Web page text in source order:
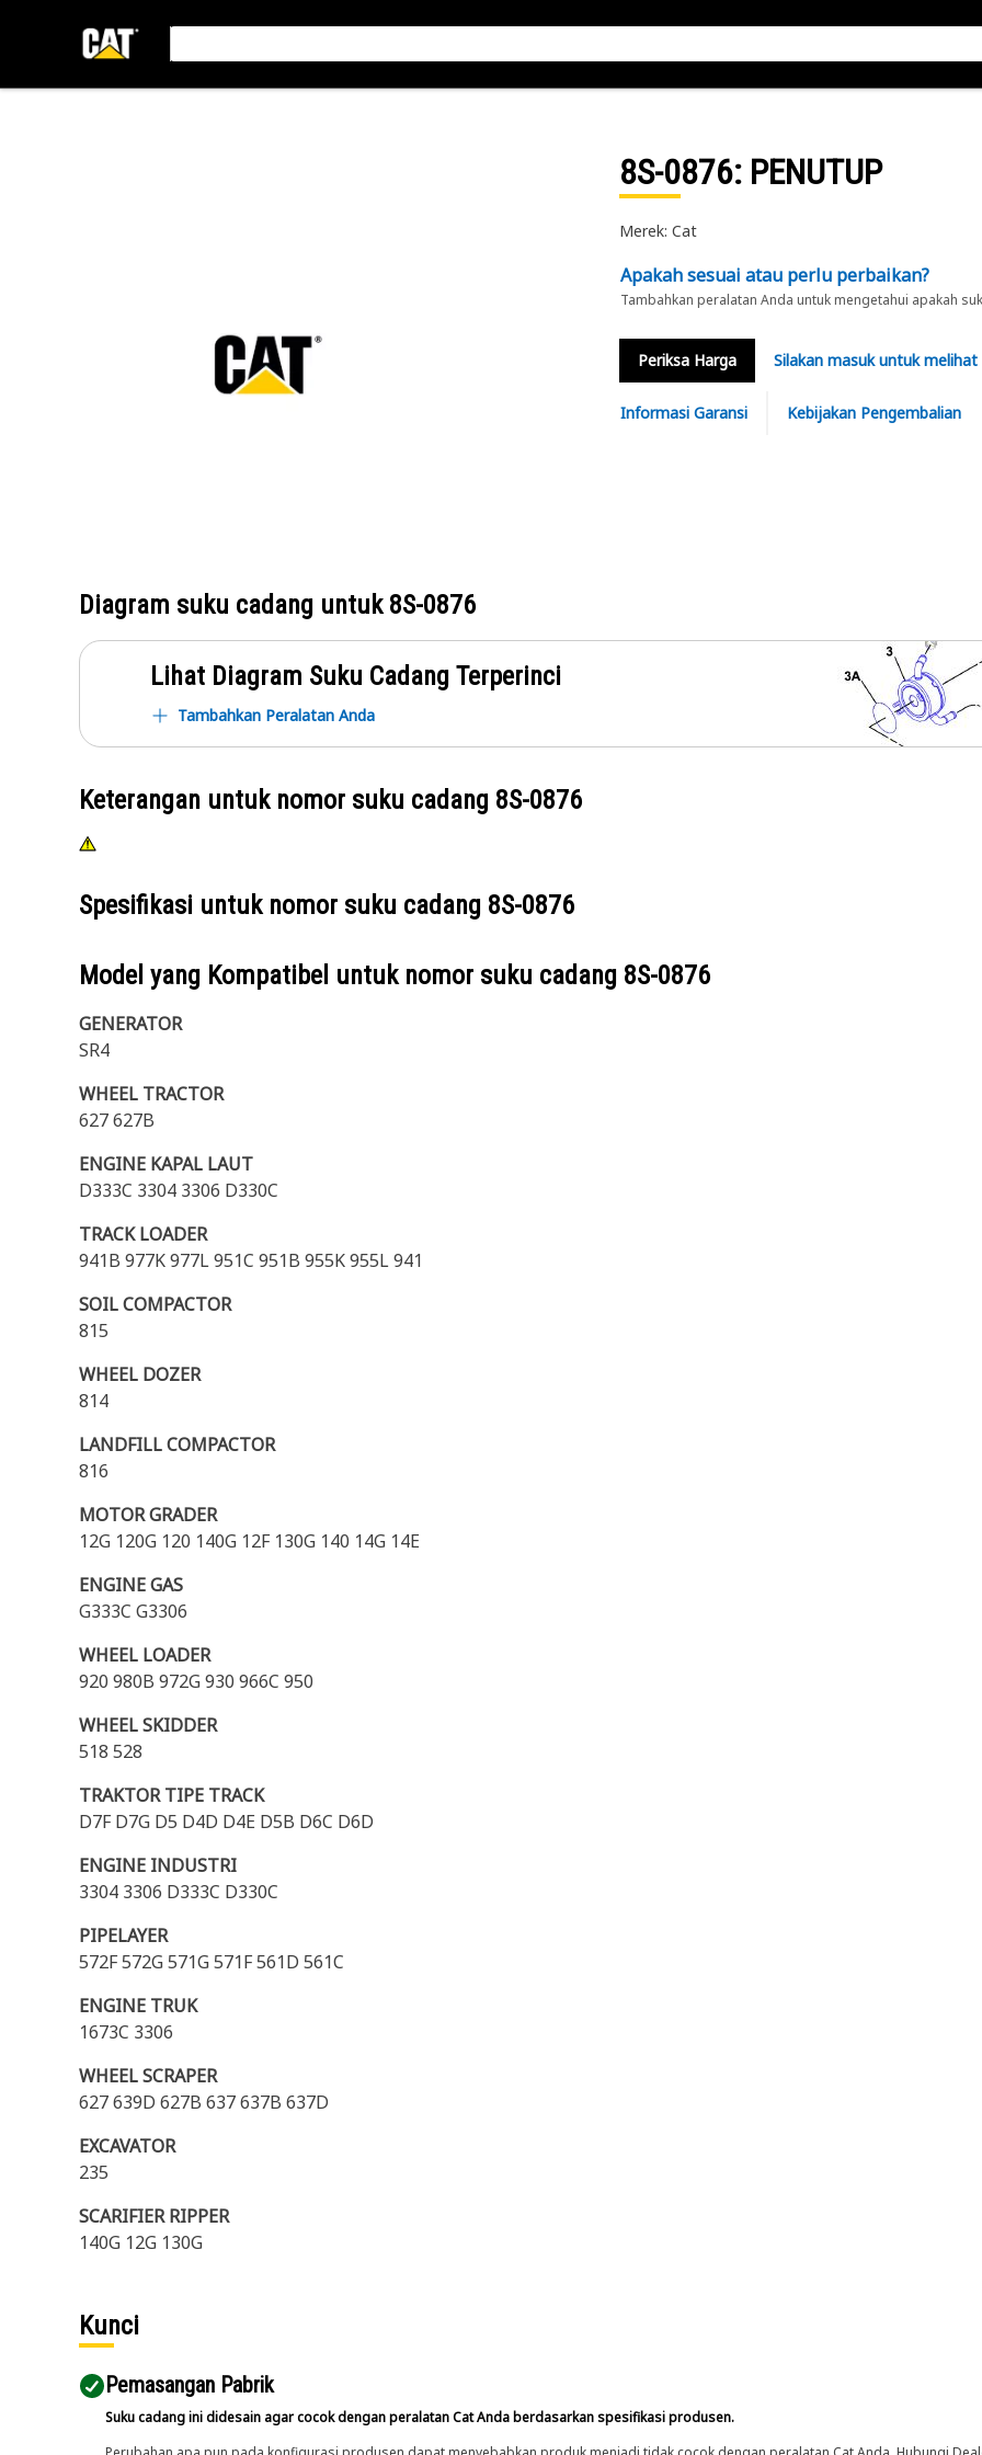
8S-0876: PENUTUP
Merek: Cat
Apakah sesuai atau perlu perbaikan?
Tambahkan peralatan Anda untuk mengetahui apakah
Periksa Harga Silakan masuk untuk
Informasi Garansi Kebijakan Pengembalian
Diagram suku cadang untuk8S-0876
Lihat Diagram Suku Cadang Terperinci
Tambahkan Peralatan Anda
Keterangan untuk nomor suku cadang 8S-0876
Spesifikasi untuk nomor suku cadang 8S-0876
Model yang Kompatibel untuk nomor suku cadang 8S-0876
GENERATOR
SR4
WHEEL TRACTOR
627 627B
ENGINE KAPAL LAUT
D333C 3304 3306 D330C
TRACK LOADER
941B 977K 977L 951C 951B 955K 955L 941
SOIL COMPACTOR
815
WHEEL DOZER
814
LANDFILL COMPACTOR
816
MOTOR GRADER
12G 120G 120 140G 12F 130G 140 14G 14E
ENGINE GAS
G333C G3306
WHEEL LOADER
920 980B 972G 930 966C 950
WHEEL SKIDDER
518 528
TRAKTOR TIPE TRACK
D7F D7G D5 D4D D4E D5B D6C D6D
ENGINE INDUSTRI
3304 3306 D333C D330C
PIPELAYER
572F 572G 571G 571F 561D 561C
ENGINE TRUK
1673C 3306
WHEEL SCRAPER
627 639D 627B 637 637B 637D
EXCAVATOR
235
SCARIFIER RIPPER
140G 12G 130G
Kunci
Pemasangan Pabrik
Suku cadang ini didesain agar cocok dengan peralatan Cat Anda berdasarkan spesifikasi produsen.